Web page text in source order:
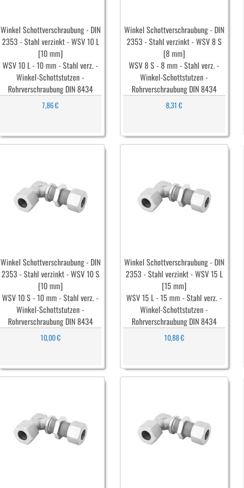
Winkel Schottverschraubung - DIN
2353 - Stahl verzinkt - WSV 10 L
[10 mm]
WSV 10 L - 10 mm - Stahl verz. -
Winkel-Schottstutzen -
Rohrverschraubung DIN 8434
7,86 €
Winkel Schottverschraubung - DIN
2353 - Stahl verzinkt - WSV 8 S
[8 mm]
WSV 8 S - 8 mm - Stahl verz. -
Winkel-Schottstutzen -
Rohrverschraubung DIN 8434
8,31 €
Winkel Schottverschraubung - DIN
2353 - Stahl verzinkt - WSV 10 S
[10 mm]
WSV 10 S - 10 mm - Stahl verz. -
Winkel-Schottstutzen -
Rohrverschraubung DIN 8434
10,00 €
Winkel Schottverschraubung - DIN
2353 - Stahl verzinkt - WSV 15 L
[15 mm]
WSV 15 L - 15 mm - Stahl verz. -
Winkel-Schottstutzen -
Rohrverschraubung DIN 8434
10,88 €